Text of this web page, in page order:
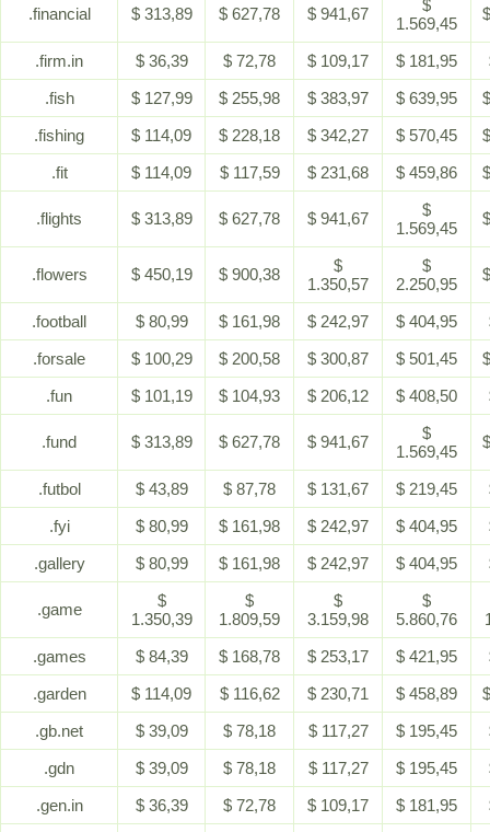
.financial $ 313,89 $ 627,78 $ 941,67
$
1.569,45
.firm.in $ 36,39 $ 72,78 $ 109,17 $ 181,95
.fish
$ 127,99 $ 255,98 $ 383,97 $ 639,95
.fishing
$ 114,09 $ 228,18 $ 342,27 $ 570,45
.fit
$ 114,09 $ 117,59 $ 231,68 $ 459,86
.flights $ 313,89 $ 627,78 $ 941,67
$
1.569,45
.flowers $ 450,19 $ 900,38
$
1.350,57
$
2.250,95
.football $ 80,99 $ 161,98 $ 242,97 $ 404,95
.forsale
$ 100,29 $ 200,58 $ 300,87 $ 501,45
.fun
$ 101,19 $ 104,93 $ 206,12 $ 408,50
.fund $ 313,89 $ 627,78 $ 941,67
$
1.569,45
.futbol $ 43,89 $ 87,78 $ 131,67 $ 219,45
.fyi
$ 80,99 $ 161,98 $ 242,97 $ 404,95
.gallery
$ 80,99 $ 161,98 $ 242,97 $ 404,95
.game
$
1.350,39
$
1.809,59
$
3.159,98
$
5.860,76
.games
$ 84,39 $ 168,78 $ 253,17 $ 421,95
.garden
$ 114,09 $ 116,62 $ 230,71 $ 458,89
.gb.net
$ 39,09 $ 78,18 $ 117,27 $ 195,45
.gdn
$ 39,09 $ 78,18 $ 117,27 $ 195,45
.gen.in
$ 36,39 $ 72,78 $ 109,17 $ 181,95